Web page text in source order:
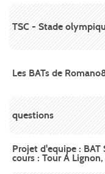
TSC - Stade
Les BATs de
questions
Projet d'equipe : BAT
cours : Tour A Lignon,